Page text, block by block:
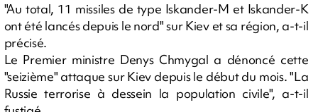
"Au total, 11 missiles de type Iskander-M et Iskander-K
ont été lancés depuis le nord" sur Kiev et sa région, a-t-il
précisé.
Le Premier ministre Denys Chmygal a dénoncé cette
"seizième" attaque sur Kiev depuis le début du mois. "La
Russie terrorise à dessein la population civile", a-t-il